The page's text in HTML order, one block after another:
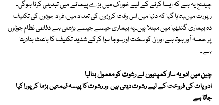
چیلنج یہ ہے کہ ایسا کرنے کے لیے خوراک میں بڑے پیمانے میں تبدیلی کرنا ہوگی۔
رپورٹ میںبتایا گیا کہ دنیا میں اس وقت کروڑوں کی تعداد میں افراد جوڑوں کی تکلیف
دہ بیماری گنٹھیا میں مبتلا ہیں۔یہ بیماری جیسے جیسے بڑھتی ہے دفاعی نظام جوڑوں
پر حملہ آور ہوتا ہے اوران کو سخت اورسوجا ہوا کرکے شدید تکلیف کا باعث بنادیتا
ہے۔
چین میں ادویہ ساز کمپنیوں نے رشوت کو معمول بنالیا
ادویات کی فروخت کے لیے رشوت دیتی ہیں اور رشوت کا پیسہ قیمتیں بڑھا کر پورا کیا
جاتا ہے